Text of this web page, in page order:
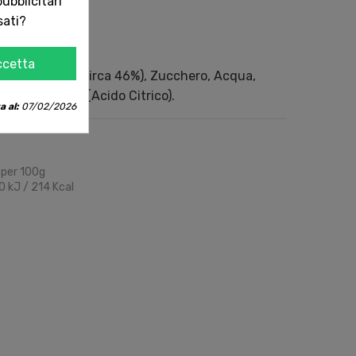
passione, circa 46%), Zucchero, Acqua,
di acidità (Acido Citrico).
100g
kJ / 214 Kcal
al:07/02/2026